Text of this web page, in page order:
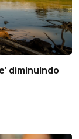
diminuindo